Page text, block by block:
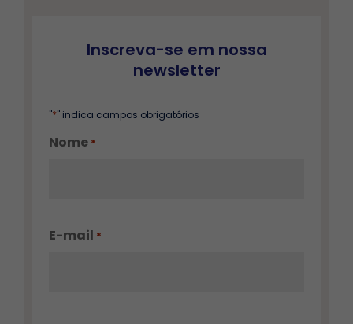
Inscreva-se em nossa
newsletter
"*" indica campos obrigatórios
Nome *
E-mail *